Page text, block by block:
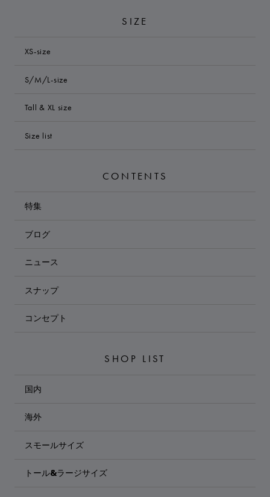
SIZE
XS-size
S/M/L-size
Tall & XL size
Size list
CONTENTS
特集
ブログ
ニュース
スナップ
コンセプト
SHOP LIST
国内
海外
スモールサイズ
トール&ラージサイズ